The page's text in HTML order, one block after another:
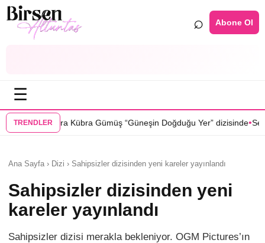
⌕ Abone Ol
☰
TRENDLER
“Güneşin Doğduğu Yer” dizisinde•Selin Türkmen “Karma”
Ana Sayfa › Dizi › Sahipsizler dizisinden yeni kareler yayınlandı
Sahipsizler dizisinden yeni
kareler yayınlandı
Sahipsizler dizisi merakla bekleniyor. OGM Pictures’ın